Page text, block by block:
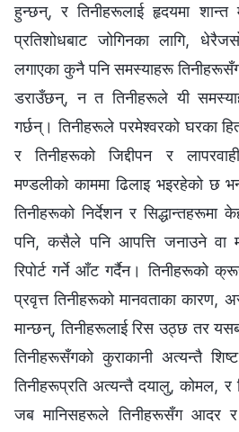
हुन्छन्, र तिनीहरूलाई हृदयमा
प्रतिशोधबाट जोगिनका लागि,
लगाएका कुनै पनि समस्याहरू
डराउँछन्, न त तिनीहरूले यी
गर्छन्। तिनीहरूले परमेश्‍वरको घरका
र तिनीहरूको जिद्दीपन र
मण्डलीको काममा ढिलाइ भइरहेको छ
तिनीहरूको निर्देशन र सिद्धान्तहरूमा
पनि, कसैले पनि आपत्ति जनाउने वा
रिपोर्ट गर्ने आँट गर्दैन। तिनीहरूको
प्रवृत्त तिनीहरूको मानवताका
मान्छन्, तिनीहरूलाई रिस उठ्छ तर
तिनीहरूसँगको कुराकानी अत्यन्तै
तिनीहरूप्रति अत्यन्तै दयालु, कोमल, र
जब मानिसहरूले तिनीहरूसँग आदर र